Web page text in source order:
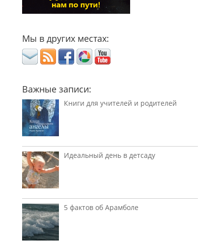
Мы в других местах:
Важные записи:
Книги для учителей и родителей
Идеальный день в детсаду
5 фактов об Арамболе